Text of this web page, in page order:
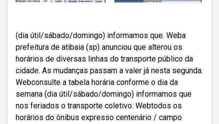
(dia útil/sábado/domingo) informamos que. Weba
prefeitura de atibaia (sp) anunciou que alterou os
horários de diversas linhas do transporte público da
cidade. As mudanças passam a valer já nesta segunda.
Webconsulte a tabela horária conforme o dia da
semana (dia útil/sábado/domingo) informamos que
nos feriados o transporte coletivo. Webtodos os
horários do ônibus expresso centenário / campo